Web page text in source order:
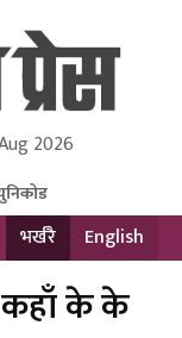
Pvt Ltd.
2026
भर्खरै English
कहाँ के के